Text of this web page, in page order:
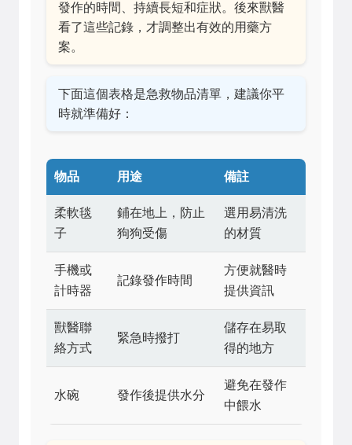
發作的時間、持續長短和症狀。後來獸醫
看了這些記錄，才調整出有效的用藥方
案。
下面這個表格是急救物品清單，建議你平
時就準備好：
物品 用途 備註
柔軟毯
子
鋪在地上，防止
狗狗受傷
選用易清洗
的材質
手機或
計時器
記錄發作時間
方便就醫時
提供資訊
獸醫聯
絡方式
緊急時撥打
儲存在易取
得的地方
水碗 發作後提供水分
避免在發作
中餵水